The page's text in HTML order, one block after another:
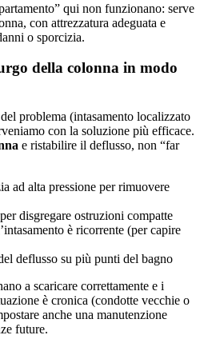
qui non funzionano: serve
con attrezzatura adeguata e
o sporcizia.
della colonna in modo
problema (intasamento localizzato
con la soluzione più efficace.
e ristabilire il deflusso, non “far
ad alta pressione per rimuovere
disgregare ostruzioni compatte
è ricorrente (per capire
deflusso su più punti del bagno
a scaricare correttamente e i
è cronica (condotte vecchie o
anche una manutenzione
future.